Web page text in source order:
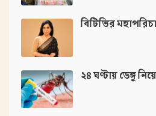
বিটিভির
২৪ ঘণ্টায় ডেঙ্গু